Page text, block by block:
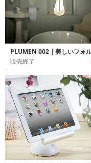
販売終了